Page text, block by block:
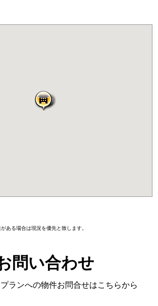
ある場合は現況を優先と致します。
問い合わせ
ランへの物件お問合せはこちらから